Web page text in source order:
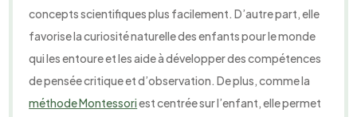
concepts scientifiques plus facilement. D’autre part, elle
favorise la curiosité naturelle des enfants pour le monde
qui les entoure et les aide à développer des compétences
de pensée critique et d’observation. De plus, comme la
méthode Montessoriest centrée sur l’enfant, elle permet